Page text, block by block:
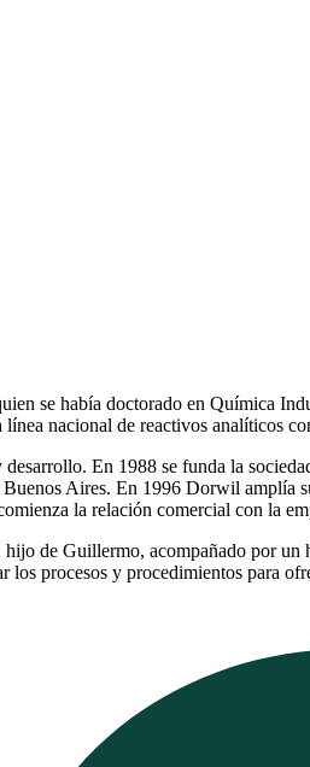
se había doctorado en Química
nacional de reactivos analíticos
En 1988 se funda la
Aires. En 1996 Dorwil amplía
la relación comercial con la
de Guillermo, acompañado por
procesos y procedimientos para